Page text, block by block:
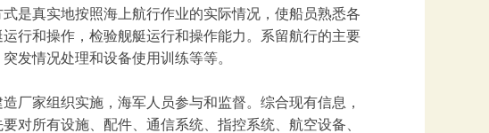
是真实地按照海上航行作业的实际情况，使船员熟悉各
行和操作，检验舰艇运行和操作能力。系留航行的主要
发情况处理和设备使用训练等等。
厂家组织实施，海军人员参与和监督。综合现有信息，
对所有设施、配件、通信系统、指控系统、航空设备、